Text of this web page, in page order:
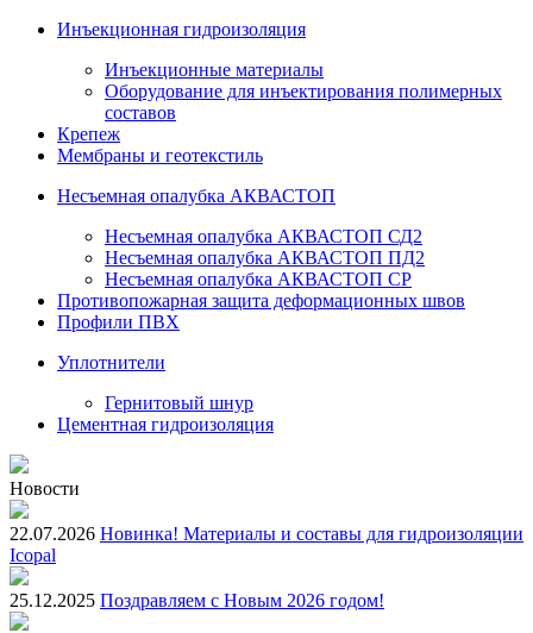
Инъекционная гидроизоляция
Инъекционные материалы
Оборудование для инъектирования полимерных
составов
Крепеж
Мембраны и геотекстиль
Несъемная опалубка АКВАСТОП
Несъемная опалубка АКВАСТОП СД2
Несъемная опалубка АКВАСТОП ПД2
Несъемная опалубка АКВАСТОП СР
Противопожарная защита деформационных швов
Профили ПВХ
Уплотнители
Гернитовый шнур
Цементная гидроизоляция
Новости
22.07.2026 Новинка! Материалы и составы для гидроизоляции
Icopal
25.12.2025 Поздравляем с Новым 2026 годом!